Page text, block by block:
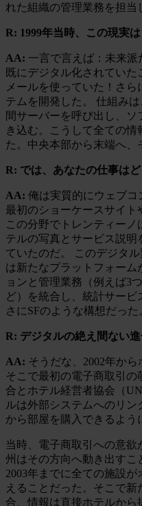
れた組織の管理業務を担当
R: 1999年当時、この現実
AA: 一言で言えば：未来派
既にデジタル化されてい
メールを使っていた！さら
テムを開発した。 仕組み
間サーバーを呼び出し、
き込む。こうして全ての
た。中央本部から末端へ、
R: では、あなたの仕事は
AA: 俺は実質的にウェブコ
最初のショーケースサイト
この分野でトレンティー
テルの写真とサービス説明
ていたのだ。 このデジタ
は新たなプラットフォー
ョンと管理業務（例えば3
ど）を統合し、統計サービ
さにSFのような構想だった
R: デジタルの絶え間ない進
AA: そうだな、2002年から
そこで最初の電子商取引の
合とホテル経営者協会（
ルは外部システムへのリン
から部屋を購入できるよう
当時、電子商取引への意欲
州はその方向へ動き出すこ
2003年までに全ての施設
えることだった。そこで
合、情報は直接ホテルか